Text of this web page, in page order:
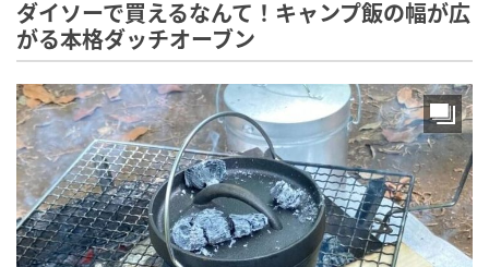
ダイソーで買えるなんて！キャンプ飯の幅が広
がる本格ダッチオーブン